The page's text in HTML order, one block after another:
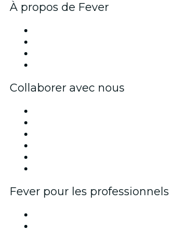
À propos de Fever
Collaborer avec nous
Fever pour les professionnels